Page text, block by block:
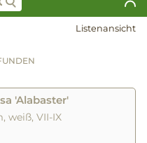
Listenansicht
'Alabaster'
weiß, VII-IX